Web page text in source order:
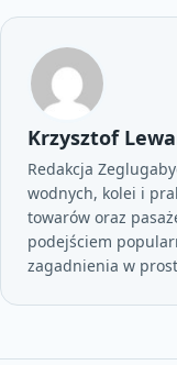
Krzysztof
Redakcja
wodnych, kolei i
towarów oraz
podejściem
zagadnienia w